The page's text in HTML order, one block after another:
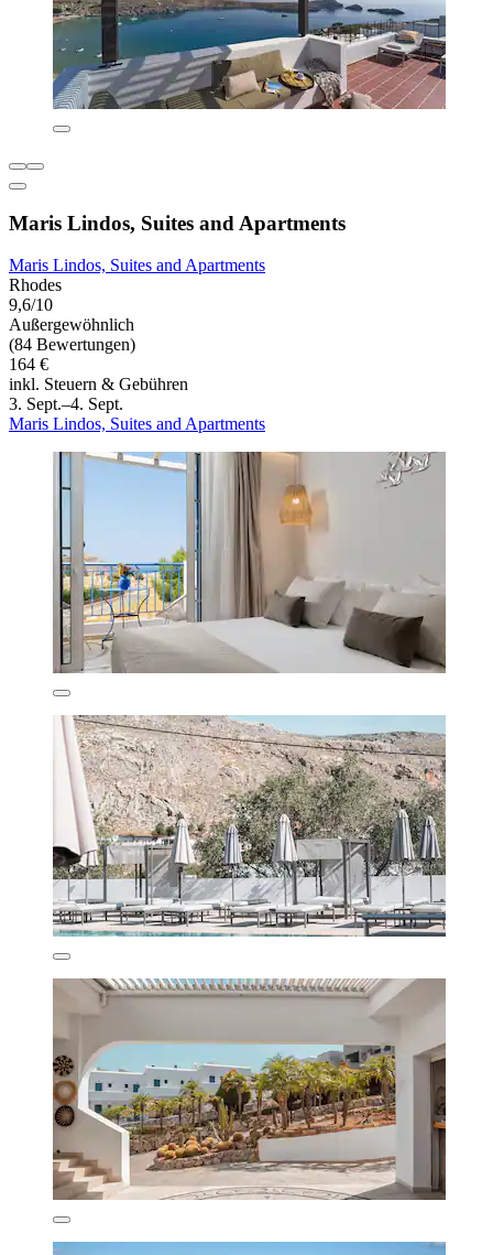
Maris Lindos, Suites and Apartments
Maris Lindos, Suites and Apartments
Rhodes
9,6/10
Außergewöhnlich
(84 Bewertungen)
164 €
inkl. Steuern & Gebühren
3. Sept.–4. Sept.
Maris Lindos, Suites and Apartments